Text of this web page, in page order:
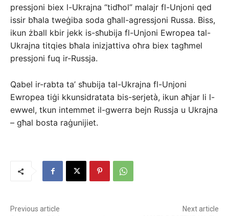
pressjoni biex l-Ukrajna “tidħol” malajr fl-Unjoni qed
issir bħala tweġiba soda għall-agressjoni Russa. Biss,
ikun żball kbir jekk is-sħubija fl-Unjoni Ewropea tal-
Ukrajna titqies bħala inizjattiva oħra biex tagħmel
pressjoni fuq ir-Russja.
Qabel ir-rabta ta’ sħubija tal-Ukrajna fl-Unjoni
Ewropea tiġi kkunsidratata bis-serjetà, ikun aħjar li l-
ewwel, tkun intemmet il-gwerra bejn Russja u Ukrajna
– għal bosta raġunijiet.
Previous article Next article